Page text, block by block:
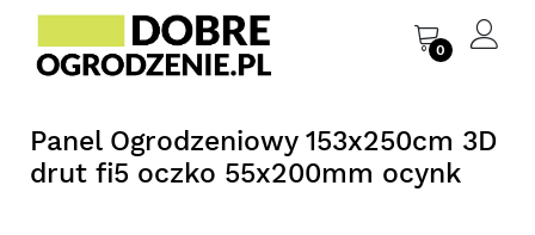
0
Panel Ogrodzeniowy 153x250cm 3D
drut fi5 oczko 55x200mm ocynk